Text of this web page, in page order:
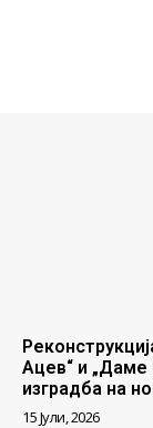
Ацев“ и „Даме
изградба на
15 Јули, 2026